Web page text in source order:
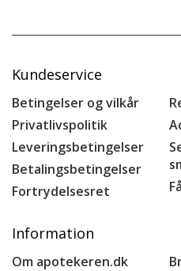
Kundeservice
Betingelser og vilkår
Privatlivspolitik
Leveringsbetingelser
Betalingsbetingelser
Fortrydelsesret
Information
Om apotekeren.dk